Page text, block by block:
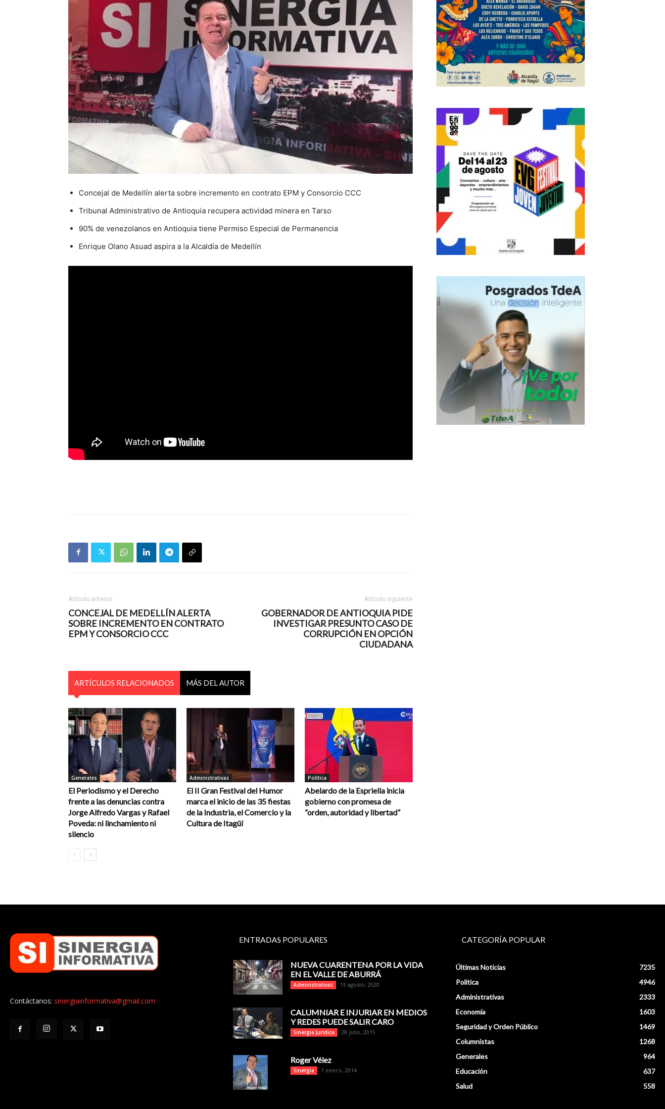
Concejal de Medellín alerta sobre incremento en contrato EPM y Consorcio CCC
Tribunal Administrativo de Antioquia recupera actividad minera en Tarso
90% de venezolanos en Antioquia tiene Permiso Especial de Permanencia
Enrique Olano Asuad aspira a la Alcaldía de Medellín
Artículo anterior
CONCEJAL DE MEDELLÍN ALERTA
SOBRE INCREMENTO EN CONTRATO
EPM Y CONSORCIO CCC
Artículo siguiente
GOBERNADOR DE ANTIOQUIA PIDE
INVESTIGAR PRESUNTO CASO DE
CORRUPCIÓN EN OPCIÓN
CIUDADANA
ARTÍCULOS RELACIONADOS MÁS DEL AUTOR
Generales
El Periodismo y el Derecho
frente a las denuncias contra
Jorge Alfredo Vargas y Rafael
Poveda: ni linchamiento ni
silencio
Administrativas
El II Gran Festival del Humor
marca el inicio de las 35 fiestas
de la Industria, el Comercio y la
Cultura de Itagüí
Política
Abelardo de la Espriella inicia
gobierno con promesa de
“orden, autoridad y libertad”
Contáctanos: sinergiainformativa@gmail.com
ENTRADAS POPULARES
NUEVA CUARENTENA POR LA VIDA
EN EL VALLE DE ABURRÁ
Administrativas 13 agosto, 2020
CALUMNIAR E INJURIAR EN MEDIOS
Y REDES PUEDE SALIR CARO
Sinergia Jurídica 28 julio, 2015
Roger Vélez
Sinergia 1 enero, 2014
CATEGORÍA POPULAR
Últimas Noticias
7235
Política
4946
Administrativas
2333
Economía
1603
Seguridad y Orden Público
1469
Columnistas
1268
Generales
964
Educación
637
Salud
558